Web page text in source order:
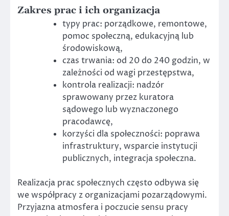
Zakres prac i ich organizacja
typy prac: porządkowe, remontowe,
pomoc społeczną, edukacyjną lub
środowiskową,
czas trwania: od 20 do 240 godzin, w
zależności od wagi przestępstwa,
kontrola realizacji: nadzór
sprawowany przez kuratora
sądowego lub wyznaczonego
pracodawcę,
korzyści dla społeczności: poprawa
infrastruktury, wsparcie instytucji
publicznych, integracja społeczna.
Realizacja prac społecznych często odbywa się
we współpracy z organizacjami pozarządowymi.
Przyjazna atmosfera i poczucie sensu pracy